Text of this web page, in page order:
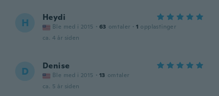
H Heydi
Ble med i 2015 · 63 omtaler · 1 opplastinger
ca. 4 år siden
D Denise
Ble med i 2015 · 13 omtaler
ca. 5 år siden